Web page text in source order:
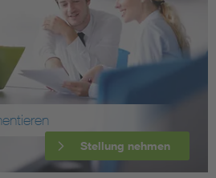
Stellung nehmen